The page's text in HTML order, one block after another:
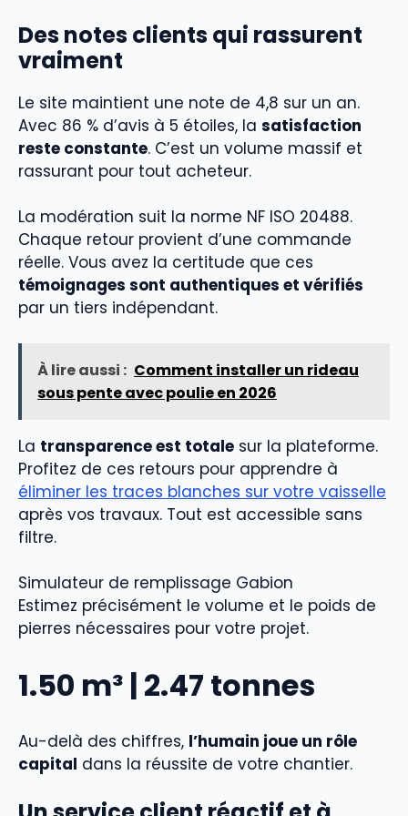
Des notes clients qui rassurent
vraiment
Le site maintient une note de 4,8 sur un an.
Avec 86 % d’avis à 5 étoiles, la satisfaction
reste constante. C’est un volume massif et
rassurant pour tout acheteur.
La modération suit la norme NF ISO 20488.
Chaque retour provient d’une commande
réelle. Vous avez la certitude que ces
témoignages sont authentiques et vérifiés
par un tiers indépendant.
À lire aussi : Comment installer un rideau
sous pente avec poulie en 2026
La transparence est totale sur la plateforme.
Profitez de ces retours pour apprendre à
éliminer les traces blanches sur votre vaisselle
après vos travaux. Tout est accessible sans
filtre.
Simulateur de remplissage Gabion
Estimez précisément le volume et le poids de
pierres nécessaires pour votre projet.
1.50 m³ | 2.47 tonnes
Au-delà des chiffres, l’humain joue un rôle
capital dans la réussite de votre chantier.